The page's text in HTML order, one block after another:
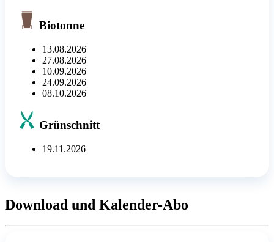
Biotonne
13.08.2026
27.08.2026
10.09.2026
24.09.2026
08.10.2026
Grünschnitt
19.11.2026
Download und Kalender-Abo